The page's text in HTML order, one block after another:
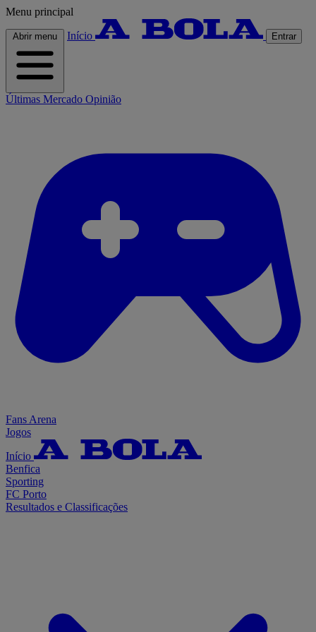
Menu principal
Abrir menu Início Entrar
Últimas Mercado Opinião
Fans Arena
Jogos
Início
Benfica
Sporting
FC Porto
Resultados e Classificações